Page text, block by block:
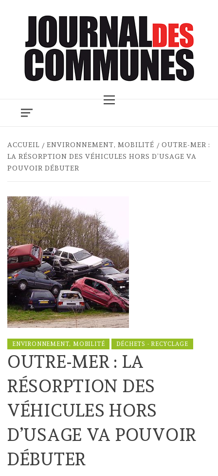
Menu
ACCUEIL ENVIRONNEMENT, MOBILITÉ
OUTRE-MER :
LA RÉSORPTION DES VÉHICULES HORS D’USAGE VA
POUVOIR DÉBUTER
ENVIRONNEMENT, MOBILITÉ DÉCHETS - RECYCLAGE
OUTRE-MER : LA
RÉSORPTION DES
VÉHICULES HORS
D’USAGE VA POUVOIR
DÉBUTER